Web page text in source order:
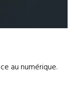
au numérique.